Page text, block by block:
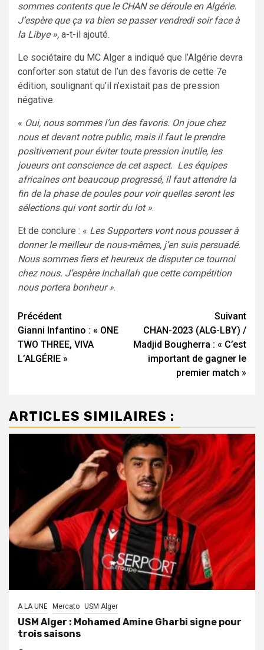
sommes contents que le CHAN se déroule en Algérie.
J’espère que ça va bien se passer vendredi soir face à
la Libye », a-t-il ajouté.
Le sociétaire du MC Alger a indiqué que l’Algérie devra
conforter son statut de l’un des favoris de cette 7e
édition, soulignant qu’il n’existait pas de pression
négative.
« Oui, nous sommes l’un des favoris. On joue chez
nous et devant notre public, mais il faut le prendre
positivement pour éviter toute pression inutile, les
joueurs ont conscience de cet aspect. Les équipes
africaines ont beaucoup progressé, il faut attendre la
fin de la phase de poules pour voir quelles seront les
sélections qui vont sortir du lot ».
Et de conclure : « Les Supporters vont nous pousser à
donner le meilleur de nous-mêmes, j’en suis persuadé.
Nous sommes fiers et heureux de disputer ce tournoi
chez nous. J’espère Inchallah que cette compétition
nous portera bonheur ».
Navigation
d’article
Précédent
Gianni Infantino : « ONE
TWO THREE, VIVA
L’ALGÉRIE »
Suivant
CHAN-2023 (ALG-LBY) /
Madjid Bougherra : « C’est
important de gagner le
premier match »
ARTICLES SIMILAIRES :
A LA UNE Mercato USM Alger
USM Alger : Mohamed Amine Gharbi signe pour
trois saisons